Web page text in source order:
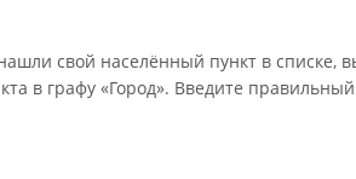
свой населённый пункт в списке,
в графу «Город». Введите